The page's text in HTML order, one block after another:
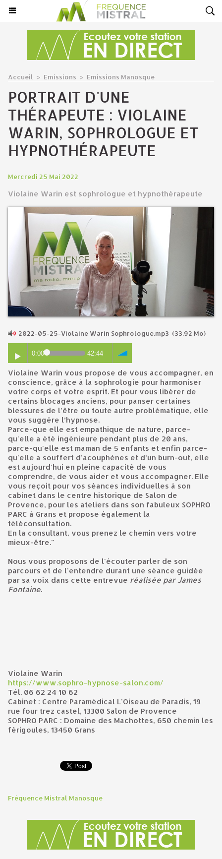
Accueil > Emissions > Emissions Manosque
PORTRAIT D'UNE
THÉRAPEUTE : VIOLAINE
WARIN, SOPHROLOGUE ET
HYPNOTHÉRAPEUTE
Mercredi 25 Mai 2022
Violaine Warin est sophrologue et hypnothérapeute
2022-05-25-Violaine Warin Sophrologue.mp3 (33.92 Mo)
0:00 42:44
Violaine Warin vous propose de vous accompagner, en
conscience, grâce à la sophrologie pour harmoniser
votre corps et votre esprit. Et pour vous libérer de
certains blocages anciens, pour panser certaines
blessures de l’être ou toute autre problématique, elle
vous suggère l’hypnose.
Parce-que elle est empathique de nature, parce-
qu'elle a été ingénieure pendant plus de 20 ans,
parce-qu'elle est maman de 5 enfants et enfin parce-
qu'elle a souffert d’acouphènes et d’un burn-out, elle
est aujourd'hui en pleine capacité de vous
comprendre, de vous aider et vous accompagner. Elle
vous reçoit pour vos séances individuelles à son
cabinet dans le centre historique de Salon de
Provence, pour les ateliers dans son fabuleux SOPHRO
PARC à Grans et propose également la
téléconsultation.
En la consultant, vous prenez le chemin vers votre
mieux-être."
Nous vous proposons de l'écouter parler de son
parcours et de l'entendre durant une séance guidée
par sa voix dans cette entrevue réalisée par James
Fontaine.
Violaine Warin
https://www.sophro-hypnose-salon.com/
Tél. 06 62 24 10 62
Cabinet : Centre Paramédical L'Oiseau de Paradis, 19
rue four trez castel, 13300 Salon de Provence
SOPHRO PARC : Domaine des Machottes, 650 chemin les
férigoules, 13450 Grans
Fréquence Mistral Manosque